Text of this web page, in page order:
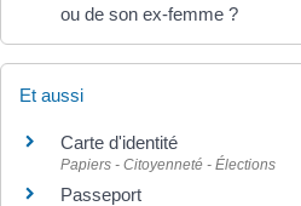
ou de son ex-femme ?
Et aussi
Carte d'identité
Papiers - Citoyenneté - Élections
Passeport